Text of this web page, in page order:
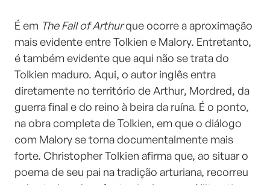
É em The Fall of Arthurque ocorre a aproximação
mais evidente entre Tolkien e Malory. Entretanto,
é também evidente que aqui não se trata do
Tolkien maduro. Aqui, o autor inglês entra
diretamente no território de Arthur, Mordred, da
guerra final e do reino à beira da ruína. É o ponto,
na obra completa de Tolkien, em que o diálogo
com Malory se torna documentalmente mais
forte. Christopher Tolkien afirma que, ao situar o
poema de seu pai na tradição arturiana, recorreu